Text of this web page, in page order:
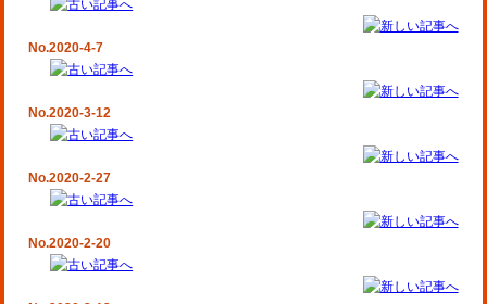
No.2020-4-7
No.2020-3-12
No.2020-2-27
No.2020-2-20